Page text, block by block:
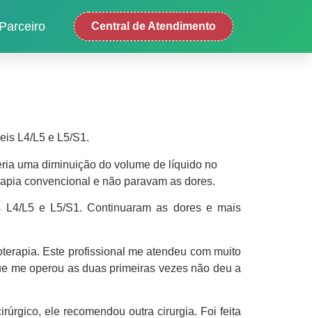
Central de Atendimento
L4/L5 e L5/S1.
uma diminuição do volume de líquido no
convencional e não paravam as dores.
L5 e L5/S1. Continuaram as dores e mais
Este profissional me atendeu com muito
me operou as duas primeiras vezes não deu a
ele recomendou outra cirurgia. Foi feita